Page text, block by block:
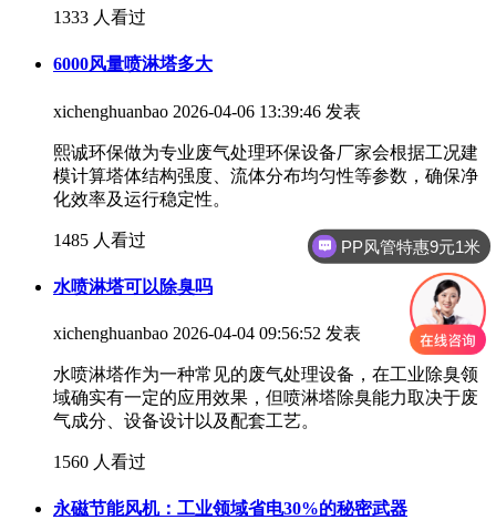
1333 人看过
6000风量喷淋塔多大
xichenghuanbao 2026-04-06 13:39:46 发表
熙诚环保做为专业废气处理环保设备厂家会根据工况建
模计算塔体结构强度、流体分布均匀性等参数，确保净
化效率及运行稳定性。
1485 人看过
水喷淋塔可以除臭吗
xichenghuanbao 2026-04-04 09:56:52 发表
水喷淋塔作为一种常见的废气处理设备，在工业除臭领
域确实有一定的应用效果，但喷淋塔除臭能力取决于废
气成分、设备设计以及配套工艺。
1560 人看过
永磁节能风机：工业领域省电30%的秘密武器
PP风管特惠9元1米